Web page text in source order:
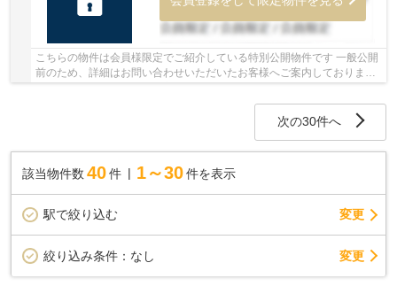
こちらの物件は会員様限定でご紹介している特別公開物件です 一般公開
前のため、詳細はお問い合わせいただいたお客様へご案内しております
少しでもご興味をお持ちの方は、お早めにお...
次の30件へ
該当物件数 40件 1～30 件を表示
駅で絞り込む 変更
絞り込み条件： なし 変更